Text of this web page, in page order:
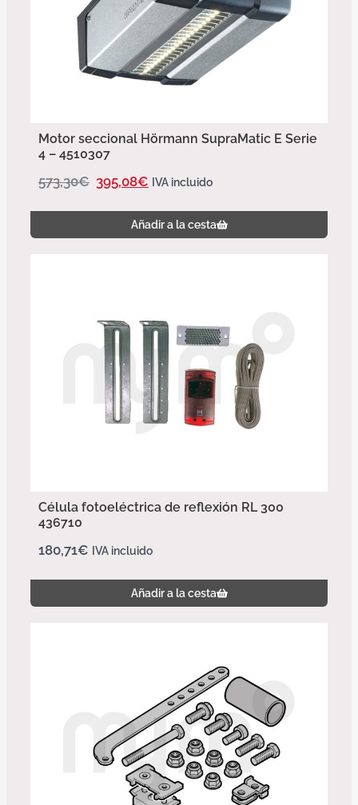
Motor seccional Hörmann SupraMatic E Serie
4 – 4510307
573,30€ 395,08€ IVA incluido
Añadir a la cesta
Célula fotoeléctrica de reflexión RL 300
436710
180,71€ IVA incluido
Añadir a la cesta